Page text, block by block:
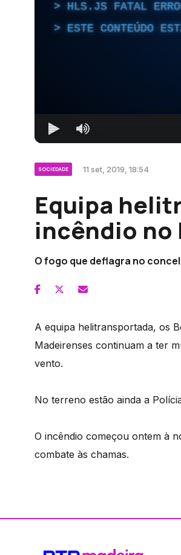
HLS.JS FATAL
ESTE CONTEÚDO
SOCIEDADE 11 set, 2019, 18:54
Equipa
incêndio no
O fogo que deflagra no
A equipa helitransportada, os
Madeirenses continuam a ter
vento.
No terreno estão ainda a
O incêndio começou ontem à
combate às chamas.